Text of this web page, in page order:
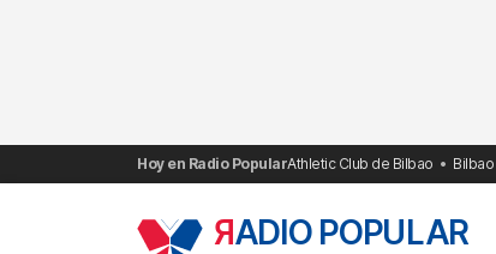
Hoy en Radio PopularAthletic Club de Bilbao Bilbao
RADIO POPULAR